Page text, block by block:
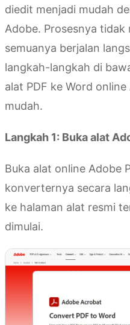
diedit menjadi mudah
Adobe. Prosesnya tidak
semuanya berjalan
langkah-langkah di
alat PDF ke Word
mudah.
Langkah 1: Buka alat
Buka alat online Adobe
konverternya secara
ke halaman alat resmi
dimulai.